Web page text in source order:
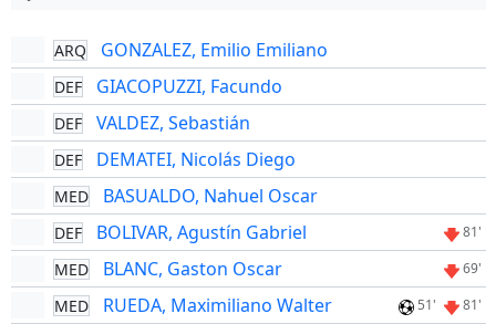
ARQ GONZALEZ, Emilio Emiliano
DEF GIACOPUZZI, Facundo
DEF VALDEZ, Sebastián
DEF DEMATEI, Nicolás Diego
MED BASUALDO, Nahuel Oscar
DEF BOLIVAR, Agustín Gabriel 81'
MED BLANC, Gaston Oscar 69'
MED RUEDA, Maximiliano Walter 51' 81'